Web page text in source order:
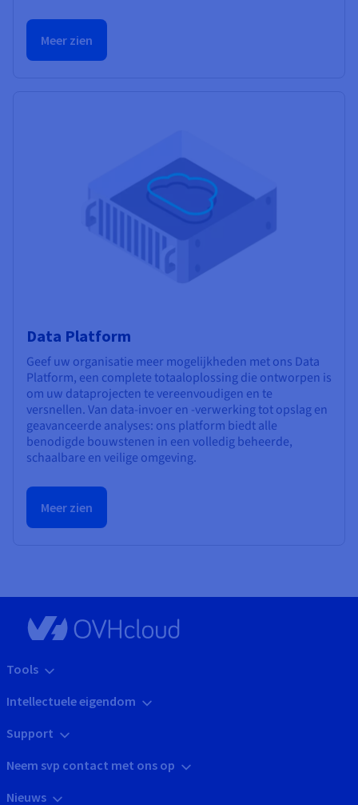
Meer zien
Data Platform
Geef uw organisatie meer mogelijkheden met ons Data
Platform, een complete totaaloplossing die ontworpen is
om uw dataprojecten te vereenvoudigen en te
versnellen. Van data-invoer en -verwerking tot opslag en
geavanceerde analyses: ons platform biedt alle
benodigde bouwstenen in een volledig beheerde,
schaalbare en veilige omgeving.
Meer zien
Tools
Intellectuele eigendom
Support
Neem svp contact met ons op
Nieuws